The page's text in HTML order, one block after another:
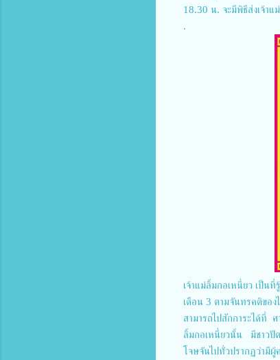
18.30 น. จะมีพิธีส่งเจ้า
.
เจ้าแม่ลิ้มกอเหนี่ยว เป็น
เดือน 3 ตามจันทรคติของ
สามารถไปสักการะได้ที่ ศ
ลิ้มกอเหนี่ยวนั้น มีชาวปั
โจษจันไปทั่วปรากฏว่ามี